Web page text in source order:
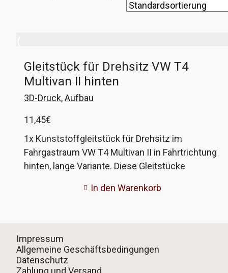
Gleitstück für Drehsitz VW T4
Multivan II hinten
3D-Druck,Aufbau
11,45€
1x Kunststoffgleitstück für Drehsitz im
Fahrgastraum VW T4 Multivan II in Fahrtrichtung
hinten, lange Variante. Diese Gleitstücke
E), auf denen die Drehsitze in den Schienen
sind, sondern im 3D-Druck-Verfahren hergestellt
werden.
In den Warenkorb
Impressum
Allgemeine Geschäftsbedingungen
Datenschutz
Zahlung und Versand